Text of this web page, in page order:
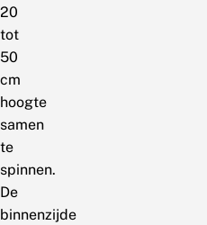
20
tot
50
cm
hoogte
samen
te
spinnen.
De
binnenzijde